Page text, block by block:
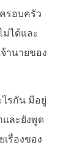
รอบครัว
ได้และ
านายของ
รกัน มีอยู่
และยังพูด
รื่องของ